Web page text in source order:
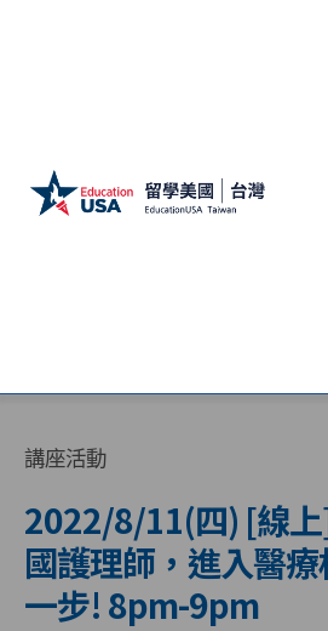
講座活動
2022/8/11(四) [線
國護理師，進入醫
一步! 8pm-9pm